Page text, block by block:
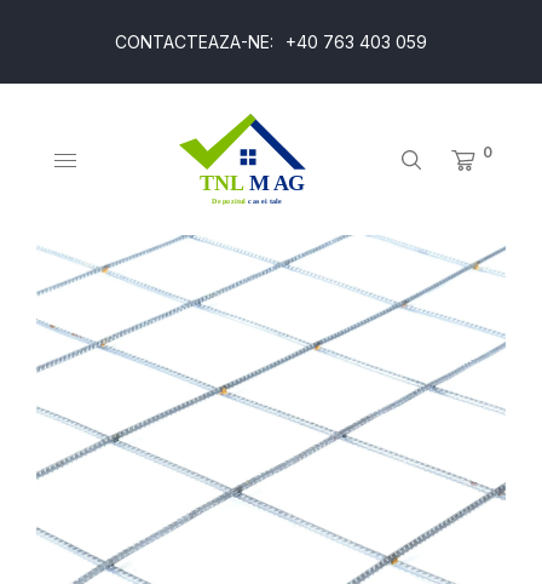
CONTACTEAZA-NE: +40 763 403 059
0